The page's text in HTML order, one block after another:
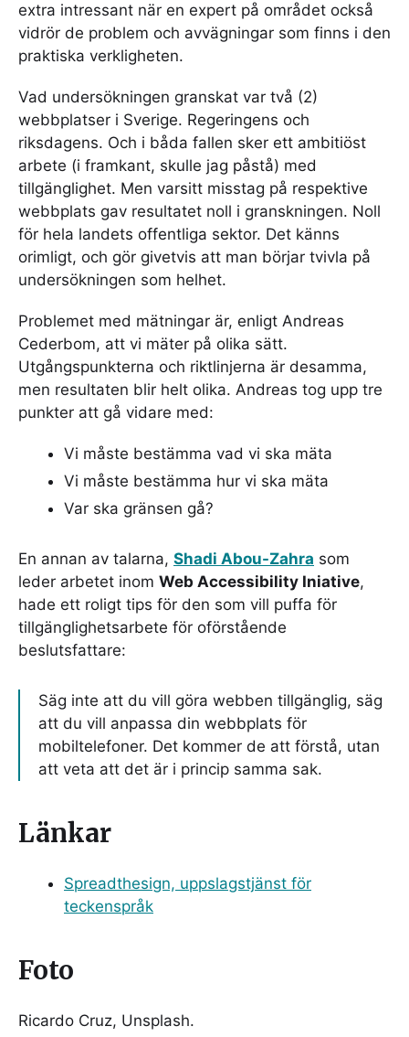
extra intressant när en expert på området också
vidrör de problem och avvägningar som finns i den
praktiska verkligheten.
Vad undersökningen granskat var två (2)
webbplatser i Sverige. Regeringens och
riksdagens. Och i båda fallen sker ett ambitiöst
arbete (i framkant, skulle jag påstå) med
tillgänglighet. Men varsitt misstag på respektive
webbplats gav resultatet noll i granskningen. Noll
för hela landets offentliga sektor. Det känns
orimligt, och gör givetvis att man börjar tvivla på
undersökningen som helhet.
Problemet med mätningar är, enligt Andreas
Cederbom, att vi mäter på olika sätt.
Utgångspunkterna och riktlinjerna är desamma,
men resultaten blir helt olika. Andreas tog upp tre
punkter att gå vidare med:
Vi måste bestämma vad vi ska mäta
Vi måste bestämma hur vi ska mäta
Var ska gränsen gå?
En annan av talarna, Shadi Abou-Zahra som
leder arbetet inom Web Accessibility Iniative,
hade ett roligt tips för den som vill puffa för
tillgänglighetsarbete för oförstående
beslutsfattare:
Säg inte att du vill göra webben tillgänglig, säg
att du vill anpassa din webbplats för
mobiltelefoner. Det kommer de att förstå, utan
att veta att det är i princip samma sak.
Länkar
Spreadthesign, uppslagstjänst för
teckenspråk
Foto
Ricardo Cruz, Unsplash.